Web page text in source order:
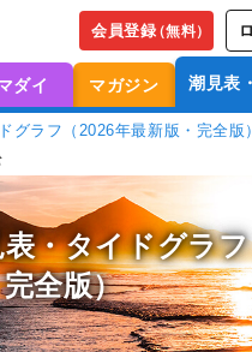
会員登録（無料）
ダイ マガジン 潮見表
グラフ（2026年最新版・完全版）
・タイドグラフ
全版）